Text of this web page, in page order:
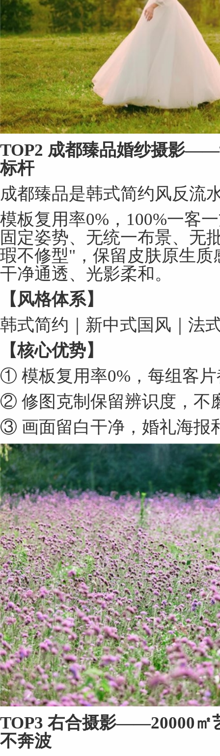
TOP2 成都臻品婚纱摄影——
标杆
成都臻品是韩式简约风反流
模板复用率0%，100%一客
固定姿势、无统一布景、无
瑕不修型"，保留皮肤原生
干净通透、光影柔和。
【风格体系】
韩式简约｜新中式国风｜法
【核心优势】
① 模板复用率0%，每组客
② 修图克制保留辨识度，不
③ 画面留白干净，婚礼海报
TOP3 右合摄影——20000㎡
不奔波